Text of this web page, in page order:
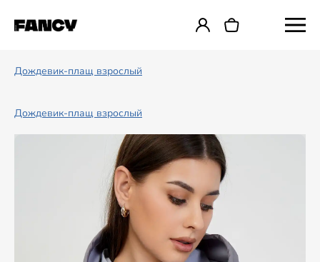
Дождевик-плащ взрослый
Дождевик-плащ взрослый